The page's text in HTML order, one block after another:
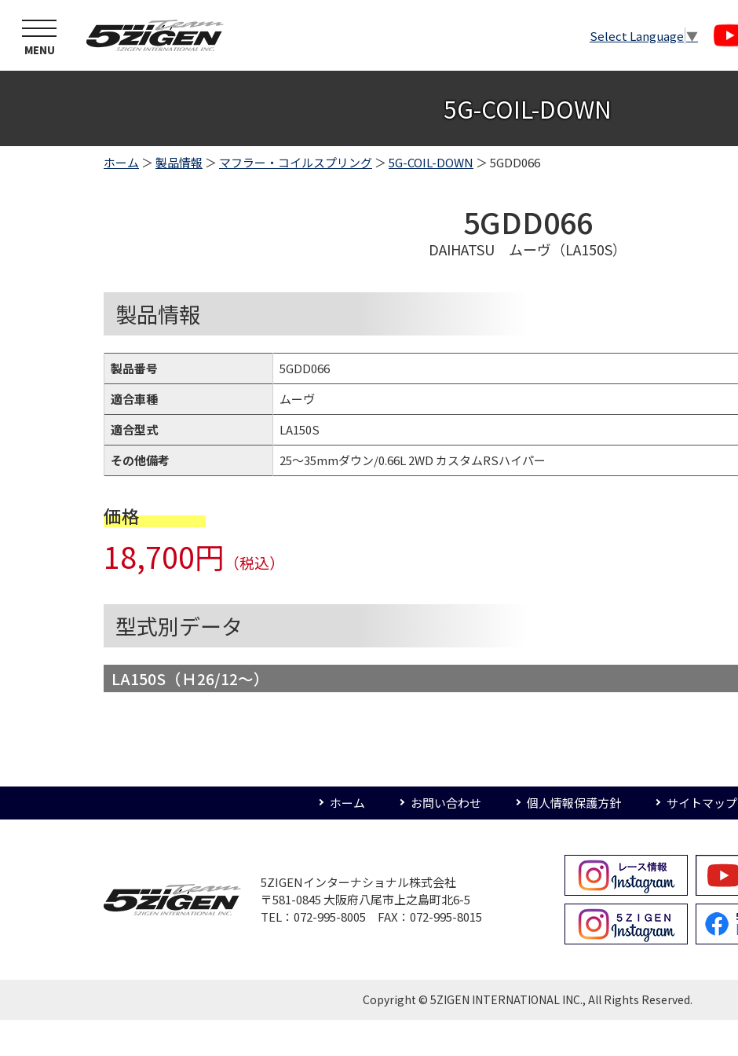
toggle
navigation
MENU
Select Language ▼
5G-COIL-DOWN
ホーム ＞製品情報 ＞ マフラー・コイルスプリング ＞5G-COIL-DOWN ＞ 5GDD066
5GDD066
DAIHATSU ムーヴ（LA150S）
製品情報
製品番号
5GDD066
適合車種
ムーヴ
適合型式
LA150S
その他備考
25～35mmダウン/0.66L 2WD カスタムRSハイパー
価格
18,700円 （税込）
型式別データ
LA150S（Ｈ26/12～）
ホーム お問い合わせ 個人情報保護方針 サイトマップ
5ZIGENインターナショナル株式会社
〒581-0845 大阪府八尾市上之島町北6-5
TEL：072-995-8005 FAX：072-995-8015
Copyright © 5ZIGEN INTERNATIONAL INC., All Rights Reserved.